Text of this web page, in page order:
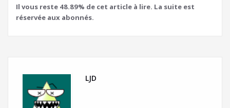
Il vous reste 48.89% de cet article à lire. La suite est
réservée aux abonnés.
LJD